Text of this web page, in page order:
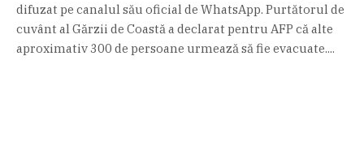
difuzat pe canalul său oficial de WhatsApp. Purtătorul de
cuvânt al Gărzii de Coastă a declarat pentru AFP că alte
aproximativ 300 de persoane urmează să fie evacuate....